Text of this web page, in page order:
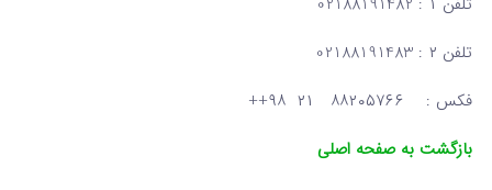
تلفن ۲ : 02188191483
فکس : ۸۸۲۰۵۷۶۶ ۲۱ ۹۸++
بازگشت به صفحه اصلی